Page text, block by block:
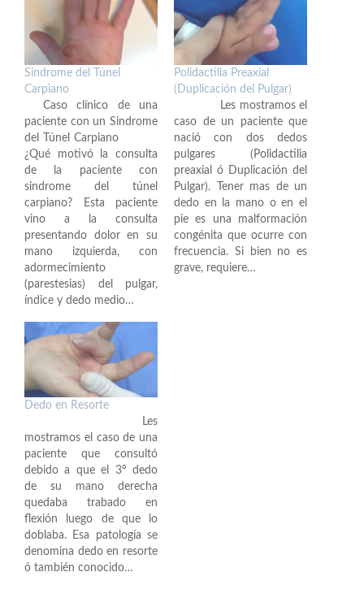
Sindrome del Túnel
Carpiano
Caso clínico de una
paciente con un Sindrome
del Túnel Carpiano
¿Qué motivó la consulta
de la paciente con
sindrome del túnel
carpiano? Esta paciente
vino a la consulta
presentando dolor en su
mano izquierda, con
adormecimiento
(parestesias) del pulgar,
índice y dedo medio…
Polidactilia Preaxial
(Duplicación del Pulgar)
Les mostramos el
caso de un paciente que
nació con dos dedos
pulgares (Polidactilia
preaxial ó Duplicación del
Pulgar). Tener mas de un
dedo en la mano o en el
pie es una malformación
congénita que ocurre con
frecuencia. Si bien no es
grave, requiere…
Dedo en Resorte
Les
mostramos el caso de una
paciente que consultó
debido a que el 3º dedo
de su mano derecha
quedaba trabado en
flexión luego de que lo
doblaba. Esa patología se
denomina dedo en resorte
ó también conocido…